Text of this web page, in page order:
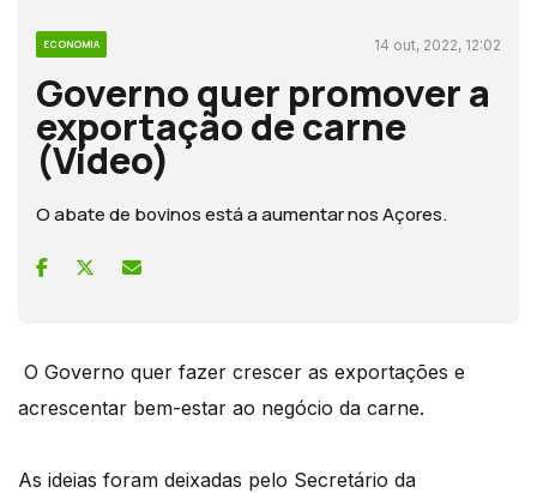
ECONOMIA 14 out, 2022, 12:02
Governo quer promover a
exportação de carne
(Vídeo)
O abate de bovinos está a aumentar nos Açores.
O Governo quer fazer crescer as exportações e
acrescentar bem-estar ao negócio da carne.
As ideias foram deixadas pelo Secretário da